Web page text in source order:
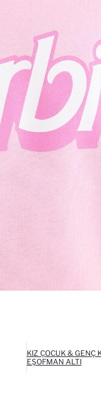
KIZ ÇOCUK & GENÇ
EŞOFMAN ALTI